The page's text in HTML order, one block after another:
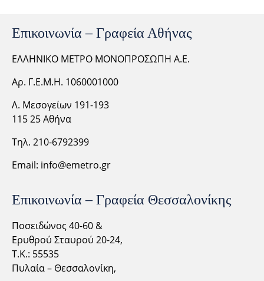
Επικοινωνία – Γραφεία Αθήνας
ΕΛΛΗΝΙΚΟ ΜΕΤΡΟ ΜΟΝΟΠΡΟΣΩΠΗ Α.Ε.
Αρ. Γ.Ε.Μ.Η. 1060001000
Λ. Μεσογείων 191-193
115 25 Αθήνα
Τηλ. 210-6792399
Email: info@emetro.gr
Επικοινωνία – Γραφεία Θεσσαλονίκης
Ποσειδώνος 40-60 &
Ερυθρού Σταυρού 20-24,
Τ.Κ.: 55535
Πυλαία – Θεσσαλονίκη,